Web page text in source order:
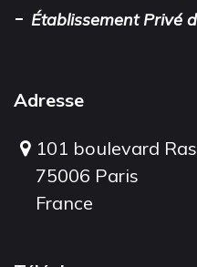
- Établissement Privé
Adresse
101 boulevard
75006 Paris
France